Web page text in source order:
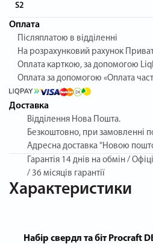
S2
Оплата
Післяплатою в відділенні
На розрахунковий рахунок
Оплата карткою, за допомогою
Оплата за допомогою «Оплата
Доставка
Відділення Нова Пошта.
Безкоштовно, при замовленні
Адресна доставка "Новою
Гарантія 14 днів на обмін /
/ 36 місяців гарантії
Характеристики
Набір свердл та біт Procraft